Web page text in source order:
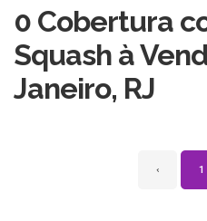
0 Cobertura
Squash à
Janeiro, RJ
‹ 1